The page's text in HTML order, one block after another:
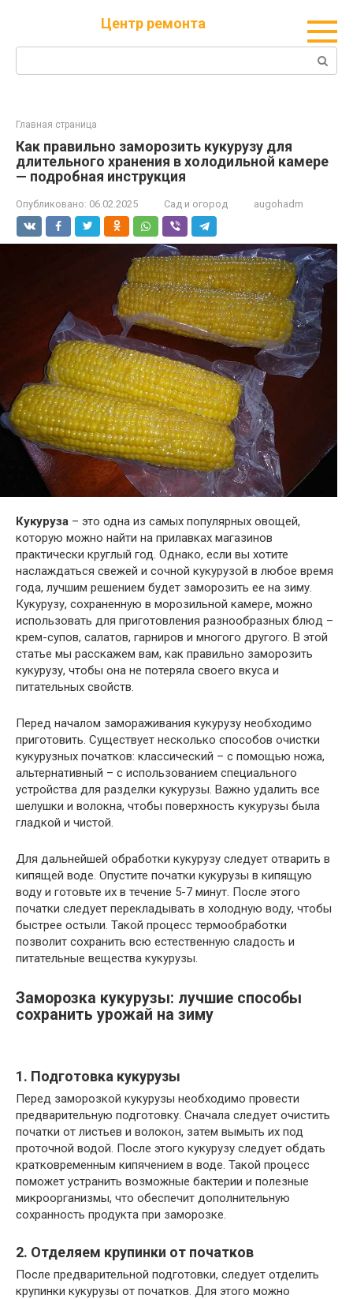
Центр ремонта
Поиск:
Главная страница
Как правильно заморозить кукурузу для
длительного хранения в холодильной камере
— подробная инструкция
Опубликовано: 06.02.2025 Сад и огород augohadm
Кукуруза – это одна из самых популярных овощей,
которую можно найти на прилавках магазинов
практически круглый год. Однако, если вы хотите
наслаждаться свежей и сочной кукурузой в любое время
года, лучшим решением будет заморозить ее на зиму.
Кукурузу, сохраненную в морозильной камере, можно
использовать для приготовления разнообразных блюд –
крем-супов, салатов, гарниров и многого другого. В этой
статье мы расскажем вам, как правильно заморозить
кукурузу, чтобы она не потеряла своего вкуса и
питательных свойств.
Перед началом замораживания кукурузу необходимо
приготовить. Существует несколько способов очистки
кукурузных початков: классический – с помощью ножа,
альтернативный – с использованием специального
устройства для разделки кукурузы. Важно удалить все
шелушки и волокна, чтобы поверхность кукурузы была
гладкой и чистой.
Для дальнейшей обработки кукурузу следует отварить в
кипящей воде. Опустите початки кукурузы в кипящую
воду и готовьте их в течение 5-7 минут. После этого
початки следует перекладывать в холодную воду, чтобы
быстрее остыли. Такой процесс термообработки
позволит сохранить всю естественную сладость и
питательные вещества кукурузы.
Заморозка кукурузы: лучшие способы
сохранить урожай на зиму
1. Подготовка кукурузы
Перед заморозкой кукурузы необходимо провести
предварительную подготовку. Сначала следует очистить
початки от листьев и волокон, затем вымыть их под
проточной водой. После этого кукурузу следует обдать
кратковременным кипячением в воде. Такой процесс
поможет устранить возможные бактерии и полезные
микроорганизмы, что обеспечит дополнительную
сохранность продукта при заморозке.
2. Отделяем крупинки от початков
После предварительной подготовки, следует отделить
крупинки кукурузы от початков. Для этого можно